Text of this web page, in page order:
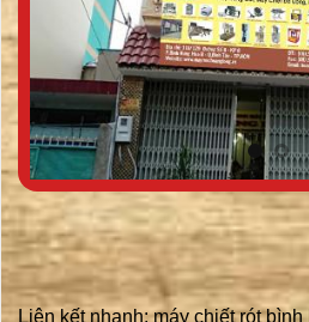
Liên kết nhanh:máy chiết rót bình|